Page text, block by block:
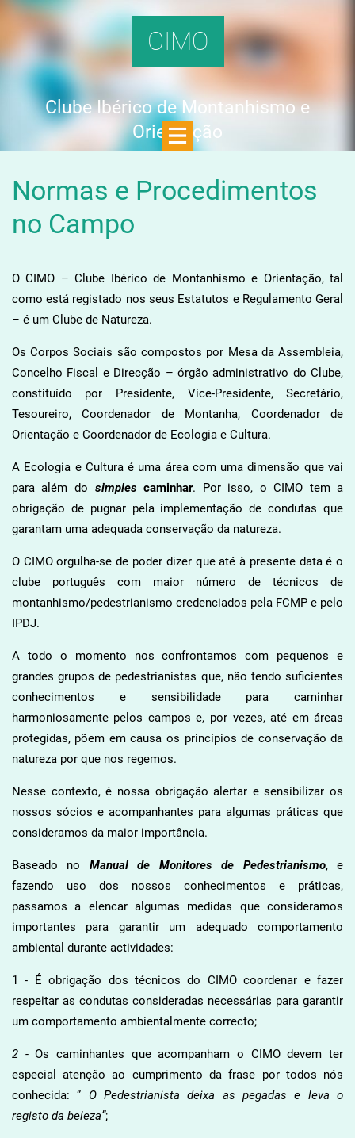
CIMO
Clube Ibérico de Montanhismo e
Orientação
Normas e Procedimentos
no Campo
O CIMO – Clube Ibérico de Montanhismo e Orientação, tal
como está registado nos seus Estatutos e Regulamento Geral
– é um Clube de Natureza.
Os Corpos Sociais são compostos por Mesa da Assembleia,
Concelho Fiscal e Direcção – órgão administrativo do Clube,
constituído por Presidente, Vice-Presidente, Secretário,
Tesoureiro, Coordenador de Montanha, Coordenador de
Orientação e Coordenador de Ecologia e Cultura.
A Ecologia e Cultura é uma área com uma dimensão que vai
para além do simplescaminhar. Por isso, o CIMO tem a
obrigação de pugnar pela implementação de condutas que
garantam uma adequada conservação da natureza.
O CIMO orgulha-se de poder dizer que até à presente data é o
clube português com maior número de técnicos de
montanhismo/pedestrianismo credenciados pela FCMP e pelo
IPDJ.
A todo o momento nos confrontamos com pequenos e
grandes grupos de pedestrianistas que, não tendo suficientes
conhecimentos e sensibilidade para caminhar
harmoniosamente pelos campos e, por vezes, até em áreas
protegidas, põem em causa os princípios de conservação da
natureza por que nos regemos.
Nesse contexto, é nossa obrigação alertar e sensibilizar os
nossos sócios e acompanhantes para algumas práticas que
consideramos da maior importância.
Baseado no Manual de Monitores de Pedestrianismo, e
fazendo uso dos nossos conhecimentos e práticas,
passamos a elencar algumas medidas que consideramos
importantes para garantir um adequado comportamento
ambiental durante actividades:
1 - É obrigação dos técnicos do CIMO coordenar e fazer
respeitar as condutas consideradas necessárias para garantir
um comportamento ambientalmente correcto;
2 -Os caminhantes que acompanham o CIMO devem ter
especial atenção ao cumprimento da frase por todos nós
conhecida: ” O Pedestrianista deixa as pegadas e leva o
registo da beleza”;